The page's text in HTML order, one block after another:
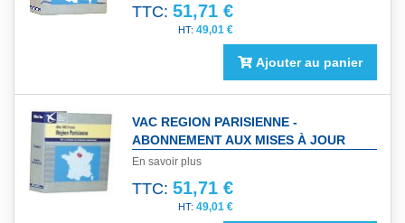
TTC: 51,71 €
49,01 €
Ajouter au panier
VAC REGION PARISIENNE -
ABONNEMENT AUX MISES À JOUR
En savoir plus
TTC: 51,71 €
49,01 €